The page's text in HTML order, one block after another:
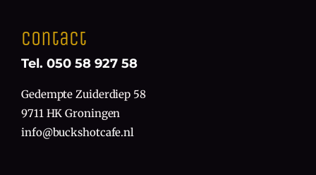
Contact
Tel. 050 58 927 58
Gedempte Zuiderdiep 58
9711 HK Groningen
info@buckshotcafe.nl